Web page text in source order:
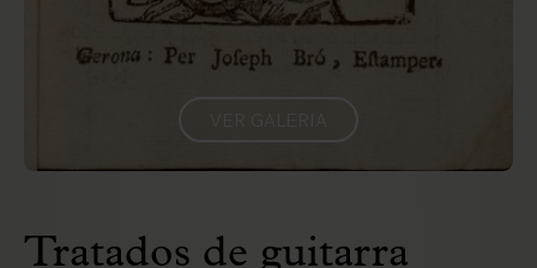
Tratados de guitarra